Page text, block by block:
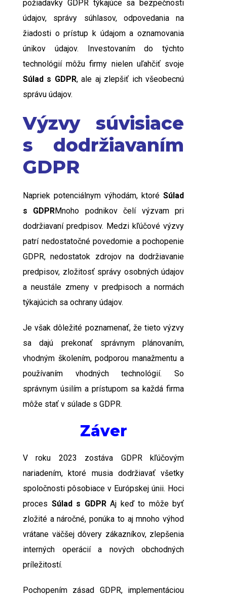
požiadavky GDPR týkajúce sa bezpečnosti
údajov, správy súhlasov, odpovedania na
žiadosti o prístup k údajom a oznamovania
únikov údajov. Investovaním do týchto
technológií môžu firmy nielen uľahčiť svoje
Súlad s GDPR, ale aj zlepšiť ich všeobecnú
správu údajov.
Výzvy súvisiace
s dodržiavaním
GDPR
Napriek potenciálnym výhodám, ktoré Súlad
s GDPRMnoho podnikov čelí výzvam pri
dodržiavaní predpisov. Medzi kľúčové výzvy
patrí nedostatočné povedomie a pochopenie
GDPR, nedostatok zdrojov na dodržiavanie
predpisov, zložitosť správy osobných údajov
a neustále zmeny v predpisoch a normách
týkajúcich sa ochrany údajov.
Je však dôležité poznamenať, že tieto výzvy
sa dajú prekonať správnym plánovaním,
vhodným školením, podporou manažmentu a
používaním vhodných technológií. So
správnym úsilím a prístupom sa každá firma
môže stať v súlade s GDPR.
Záver
V roku 2023 zostáva GDPR kľúčovým
nariadením, ktoré musia dodržiavať všetky
spoločnosti pôsobiace v Európskej únii. Hoci
proces Súlad s GDPRAj keď to môže byť
zložité a náročné, ponúka to aj mnoho výhod
vrátane väčšej dôvery zákazníkov, zlepšenia
interných operácií a nových obchodných
príležitostí.
Pochopením zásad GDPR, implementáciou